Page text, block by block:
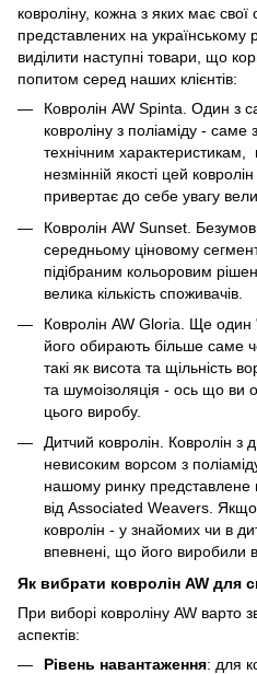
ковроліну, кожна з яких має свої
представлених на українському
виділити наступні товари, що
попитом серед наших клієнтів:
Ковролін AW Spinta . Один з
ковроліну з поліаміду - саме
технічним характеристикам,
незмінній якості цей
привертає до себе увагу
Ковролін AW Sunset .
середньому ціновому
підібраним кольоровим
велика кількість споживачів.
Ковролін AW Gloria . Ще один
його обирають більше саме
такі як висота та щільність
та шумоізоляція - ось що ви
цього виробу.
Дитчий ковролін. Ковролін з
невисоким ворсом з
нашому ринку
від Associated Weavers. Якщо
ковролін - у знайомих чи в
впевнені, що його виробили в
Як вибрати ковролін AW для
При виборі ковроліну AW варто
аспектів:
Рівень навантаження: для